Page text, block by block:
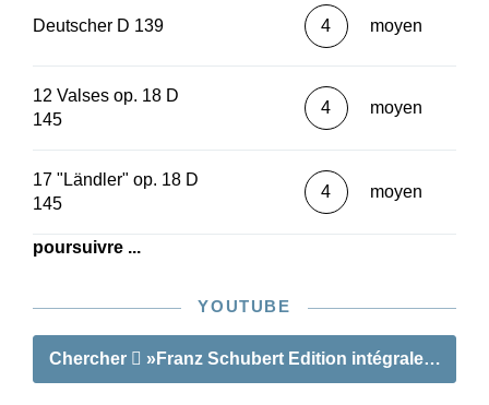
Deutscher D 139 4 moyen
12 Valses op. 18 D
145
4 moyen
17 "Ländler" op. 18 D
145
4 moyen
poursuivre ...
YOUTUBE
Chercher »Franz Schubert Edition intégrale des